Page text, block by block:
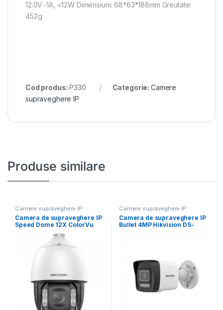
12.0V⎓1A, <12W Dimensiuni: 68*63*188mm Greutate:
452g
Cod produs:P330 Categorie: Camere
supraveghere IP
Produse similare
Camere supraveghere IP
Camera de supraveghere IP
Speed Dome 12X ColorVu
4MP Hikvision
Camere supraveghere IP
Camera de supraveghere IP
Bullet 4MP Hikvision DS-